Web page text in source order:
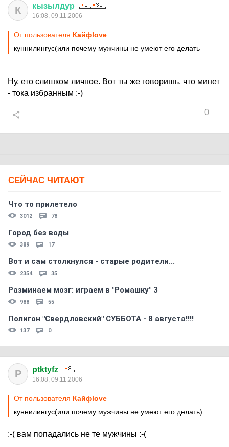
К кызылдур
16:08, 09.11.2006
От пользователя Кайфlove
куннилингус(или почему мужчины не умеют его делать
Ну, ето слишком личное. Вот ты же говоришь, что минет
- тока избранным :-)
0
СЕЙЧАС ЧИТАЮТ
Что то прилетело
3012 78
Город без воды
389 17
Вот и сам столкнулся - старые родители...
2354 35
Разминаем мозг: играем в "Ромашку" 3
988 55
Полигон "Свердловский" СУББОТА - 8 августа!!!!
137 0
P ptktyfz
16:08, 09.11.2006
От пользователя Кайфlove
куннилингус(или почему мужчины не умеют его делать)
:-( вам попадались не те мужчины :-(